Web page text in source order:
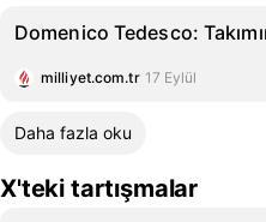
Domenico Tedesco:
milliyet.com.tr 17 Eylül
Daha fazla oku
X'teki tartışmalar